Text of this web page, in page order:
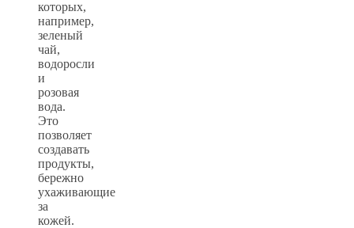
которых,
например,
зеленый
чай,
водоросли
и
розовая
вода.
Это
позволяет
создавать
продукты,
бережно
ухаживающие
за
кожей.